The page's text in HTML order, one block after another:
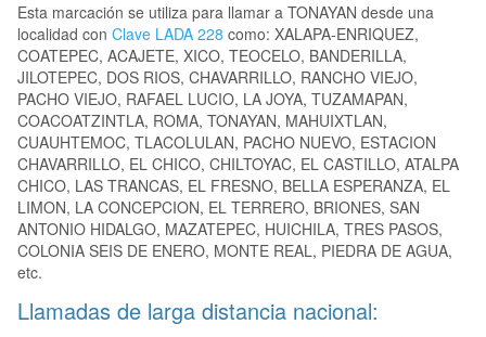
Esta marcación se utiliza para llamar a TONAYAN desde una
localidad con Clave LADA 228 como: XALAPA-ENRIQUEZ,
COATEPEC, ACAJETE, XICO, TEOCELO, BANDERILLA,
JILOTEPEC, DOS RIOS, CHAVARRILLO, RANCHO VIEJO,
PACHO VIEJO, RAFAEL LUCIO, LA JOYA, TUZAMAPAN,
COACOATZINTLA, ROMA, TONAYAN, MAHUIXTLAN,
CUAUHTEMOC, TLACOLULAN, PACHO NUEVO, ESTACION
CHAVARRILLO, EL CHICO, CHILTOYAC, EL CASTILLO, ATALPA
CHICO, LAS TRANCAS, EL FRESNO, BELLA ESPERANZA, EL
LIMON, LA CONCEPCION, EL TERRERO, BRIONES, SAN
ANTONIO HIDALGO, MAZATEPEC, HUICHILA, TRES PASOS,
COLONIA SEIS DE ENERO, MONTE REAL, PIEDRA DE AGUA,
etc.
Llamadas de larga distancia nacional: